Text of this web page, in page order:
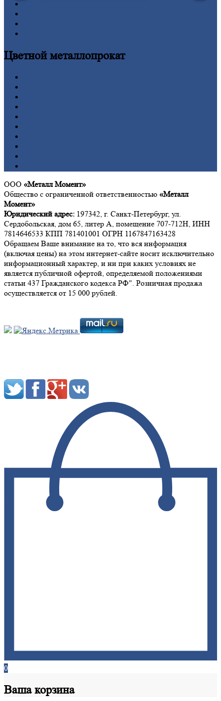
Цветнойметаллопрокат
ООО «Металл Момент»
Общество с ограниченной ответственностью «Металл
Момент»
Юридический адрес: 197342, г. Санкт-Петербург, ул.
Сердобольская, дом 65, литер А, помещение 707-712Н, ИНН
7814646533 КПП 781401001 ОГРН 1167847163428
Обращаем Ваше внимание на то, что вся информация
(включая цены) на этом интернет-сайте носит исключительно
информационный характер, и ни при каких условиях не
является публичной офертой, определяемой положениями
статьи 437 Гражданского кодекса РФ". Розничная продажа
осуществляется от 15 000 рублей.
0
Вашакорзина